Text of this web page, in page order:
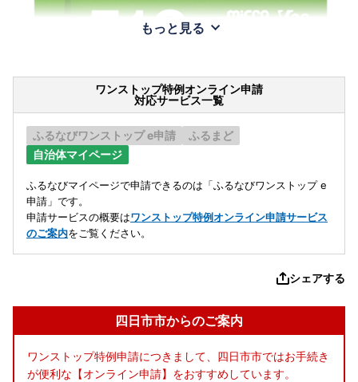
もっと見る
ワンストップ特例オンライン申請
対応サービス一覧
ふるなびワンストップ e申請
ふるまど
自治体マイページ
ふるなびマイページで申請できるのは「ふるなびワンストップ e
申請」です。
申請サービスの概要はワンストップ特例オンライン申請サービス
のご案内をご覧ください。
シェアする
四日市市からのご案内
ワンストップ特例申請につきまして、四日市市ではお手続き
が便利な【オンライン申請】をおすすめしています。